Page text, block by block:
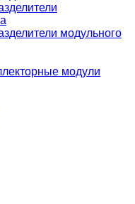
модульного
модули